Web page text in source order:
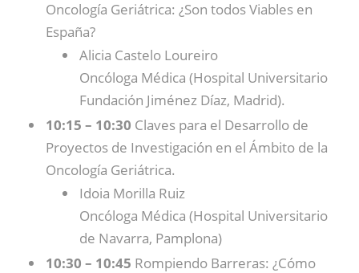
Oncología Geriátrica: ¿Son todos Viables en
España?
Alicia Castelo Loureiro
Oncóloga Médica (Hospital Universitario
Fundación Jiménez Díaz, Madrid).
10:15 – 10:30 Claves para el Desarrollo de
Proyectos de Investigación en el Ámbito de la
Oncología Geriátrica.
Idoia Morilla Ruiz
Oncóloga Médica (Hospital Universitario
de Navarra, Pamplona)
10:30 – 10:45 Rompiendo Barreras: ¿Cómo